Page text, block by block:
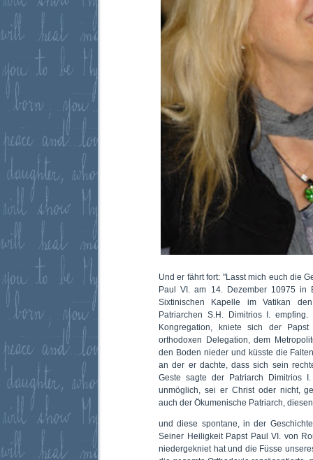
Und er fährt fort: "Lasst mich euch die
Paul VI. am 14. Dezember 10975 in
Sixtinischen Kapelle im Vatikan
Patriarchen S.H. Dimitrios I.
Kongregation, kniete sich der
orthodoxen Delegation, dem
den Boden nieder und küsste die
an der er dachte, dass sich sein
Geste sagte der Patriarch Dimitrios
unmöglich, sei er Christ oder nicht,
auch der Ökumenische Patriarch,
und diese spontane, in der
Seiner Heiligkeit Papst Paul VI. von
niedergekniet hat und die Füsse